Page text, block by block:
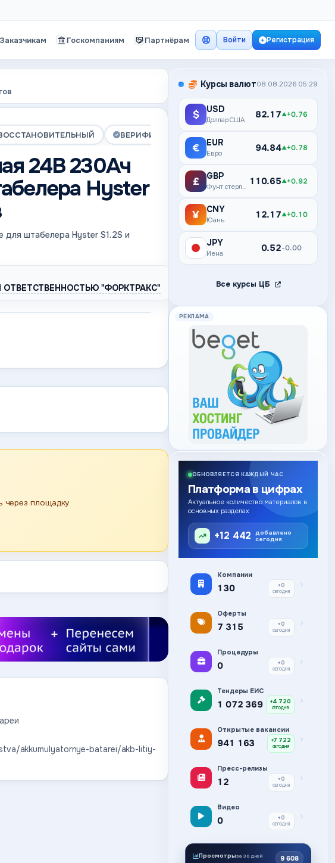
Заказчикам Госкомпаниям Партнёрам Войти Регистрация
ВЕРИФИЦИРОВАНА
24В 230Ач
Hyster
штабелера Hyster S1.2S и
"ФОРКТРАКС"
через площадку.
akkumulyatornye-batarei/akb-litiy-
Курсы валют08.08.2026 05:29
$ USD
Доллар США 82.17▲+0.76
€ EUR
Евро 94.84▲+0.78
£ GBP
Фунт стерлингов 110.65▲+0.92
¥ CNY
Юань 12.17▲+0.10
¥ JPY
Иена 0.52–0.00
Все курсы ЦБ
РЕКЛАМА
ОБНОВЛЯЕТСЯ КАЖДЫЙ ЧАС
Платформа в цифрах
Актуальное количество материалов в
основных разделах
+12 442
добавлено
сегодня
Компании
130 +0
СЕГОДНЯ
Оферты
7 315 +0
СЕГОДНЯ
Процедуры
0 +0
СЕГОДНЯ
Тендеры ЕИС
1 072 369 +4 720
СЕГОДНЯ
Открытые вакансии
941 163 +7 722
СЕГОДНЯ
Пресс-релизы
12 +0
СЕГОДНЯ
Видео
0 +0
СЕГОДНЯ
Просмотрыза 30 дней 9 608